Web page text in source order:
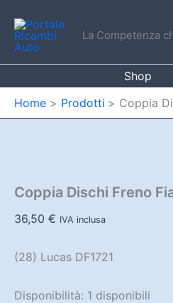
contenuto
La Competenza
Shop
Home
Prodotti Coppia
Coppia Dischi Freno
36,50 € IVA inclusa
(28) Lucas DF1721
Disponibilità: 1 disponibili